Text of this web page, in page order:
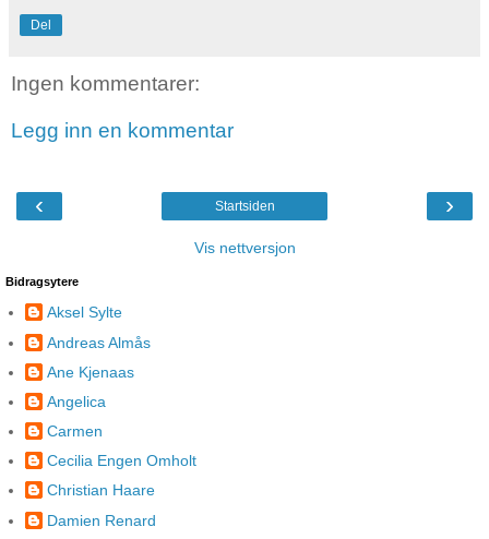
Del
Ingen kommentarer:
Legg inn en kommentar
‹ ›
Startsiden
Vis nettversjon
Bidragsytere
Aksel Sylte
Andreas Almås
Ane Kjenaas
Angelica
Carmen
Cecilia Engen Omholt
Christian Haare
Damien Renard